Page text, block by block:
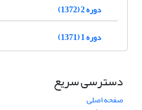
دوره 2 (1372)
دوره 1 (1371)
دسترسی سریع
صفحه اصلی